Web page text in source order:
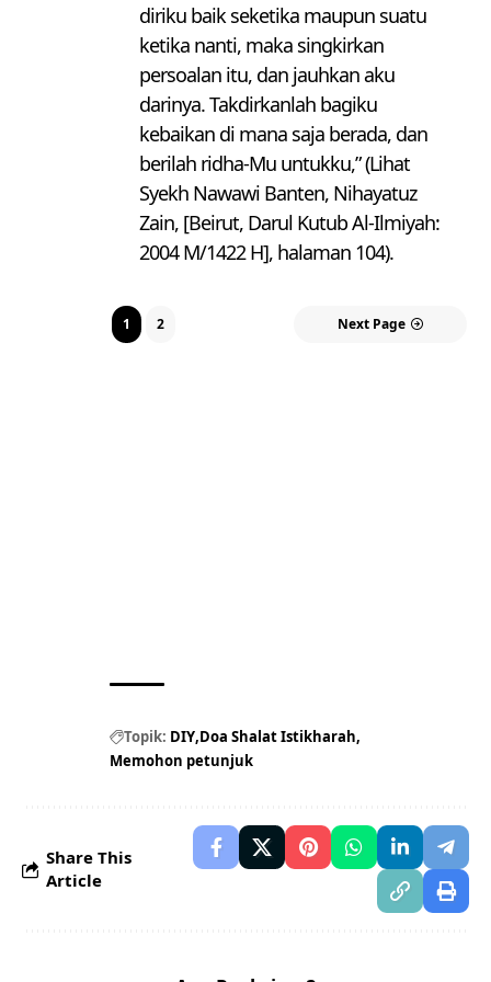
diriku baik seketika maupun suatu
ketika nanti, maka singkirkan
persoalan itu, dan jauhkan aku
darinya. Takdirkanlah bagiku
kebaikan di mana saja berada, dan
berilah ridha-Mu untukku,” (Lihat
Syekh Nawawi Banten, Nihayatuz
Zain, [Beirut, Darul Kutub Al-Ilmiyah:
2004 M/1422 H], halaman 104).
1 2 Next Page
Topik: DIY Doa Shalat Istikharah
Memohon petunjuk
Share This
Article